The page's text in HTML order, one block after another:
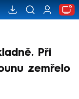
Při
zemřelo